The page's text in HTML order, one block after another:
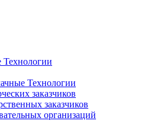
Технологии
заказчиков
заказчиков
организаций